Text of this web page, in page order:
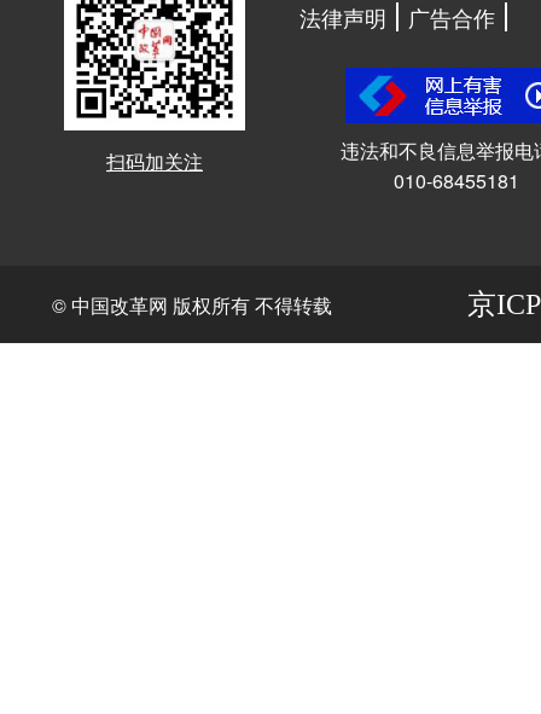
扫码加关注
法律声明
广告合作
违法和不良信息举报电
010-68455181
© 中国改革网 版权所有 不得转载 京